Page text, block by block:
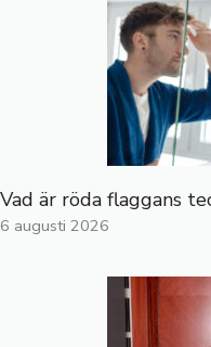
Vad är röda flaggans
6 augusti 2026